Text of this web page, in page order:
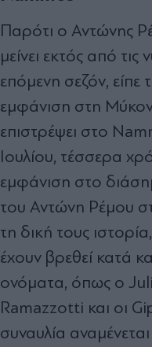
Παρότι ο Αντώνης
μείνει εκτός από τις
επόμενη σεζόν, είπε
εμφάνιση στη
επιστρέψει στο
Ιουλίου, τέσσερα
εμφάνιση στο
του Αντώνη Ρέμου
τη δική τους
έχουν βρεθεί κατά
ονόματα, όπως ο
Ramazzotti και οι
συναυλία